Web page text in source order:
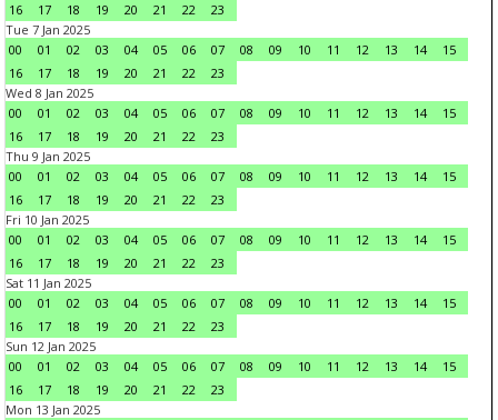
16
17 18 19 20 21 22
23
Tue 7 Jan 2025
00
01 02 03 04 05 06 07 08 09 10 11 12 13 14
15
16
17 18 19 20 21 22
23
Wed 8 Jan 2025
00
01 02 03 04 05 06 07 08 09 10 11 12 13 14
15
16
17 18 19 20 21 22
23
Thu 9 Jan 2025
00
01 02 03 04 05 06 07 08 09 10 11 12 13 14
15
16
17 18 19 20 21 22
23
Fri 10 Jan 2025
00
01 02 03 04 05 06 07 08 09 10 11 12 13 14
15
16
17 18 19 20 21 22
23
Sat 11 Jan 2025
00
01 02 03 04 05 06 07 08 09 10 11 12 13 14
15
16
17 18 19 20 21 22
23
Sun 12 Jan 2025
00
01 02 03 04 05 06 07 08 09 10 11 12 13 14
15
16
17 18 19 20 21 22
23
Mon 13 Jan 2025